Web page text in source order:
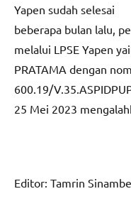
Yapen sudah selesai
beberapa bulan lalu,
melalui LPSE Yapen
PRATAMA dengan
600.19/
25 Mei 2023
Editor: Tamrin